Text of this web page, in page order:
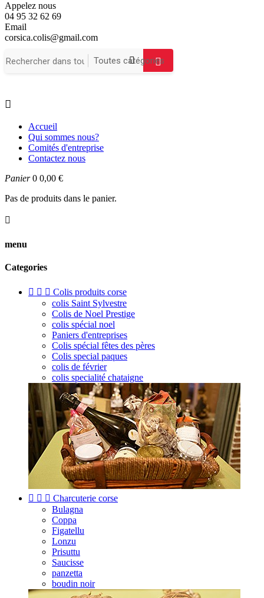
Appelez nous
04 95 32 62 69
Email
corsica.colis@gmail.com

Accueil
Qui sommes nous?
Comités d'entreprise
Contactez nous
Panier 0 0,00 €
Pas de produits dans le panier.

menu
Categories
   Colis produits corse
colis Saint Sylvestre
Colis de Noel Prestige
colis spécial noel
Paniers d'entreprises
Colis spécial fêtes des pères
Colis special paques
colis de février
colis specialité chataigne
   Charcuterie corse
Bulagna
Coppa
Figatellu
Lonzu
Prisuttu
Saucisse
panzetta
boudin noir